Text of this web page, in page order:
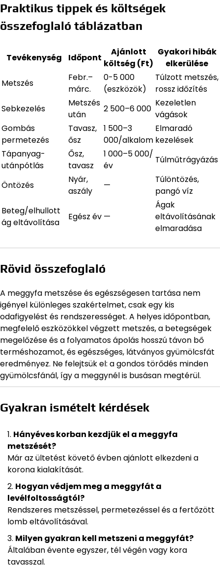
Praktikus tippek és költségek
összefoglaló táblázatban
Tevékenység Időpont
Ajánlott
költség (Ft)
Gyakori hibák
elkerülése
Metszés
Febr.–
márc.
0-5 000
(eszközök)
Túlzott metszés,
rossz időzítés
Sebkezelés
Metszés
után
2 500–6 000
Kezeletlen
vágások
Gombás
permetezés
Tavasz,
ősz
1 500–3
000/alkalom
Elmaradó
kezelések
Tápanyag-
utánpótlás
Ősz,
tavasz
1 000–5 000/
év
Túlműtrágyázás
Öntözés
Nyár,
aszály
—
Túlöntözés,
pangó víz
Beteg/elhullott
ág eltávolítása
Egész év —
Ágak
eltávolításának
elmaradása
Rövid összefoglaló
A meggyfa metszése és egészségesen tartása nem
igényel különleges szakértelmet, csak egy kis
odafigyelést és rendszerességet. A helyes időpontban,
megfelelő eszközökkel végzett metszés, a betegségek
megelőzése és a folyamatos ápolás hosszú távon bő
terméshozamot, és egészséges, látványos gyümölcsfát
eredményez. Ne felejtsük el: a gondos törődés minden
gyümölcsfánál, így a meggynél is busásan megtérül.
Gyakran ismételt kérdések
Hányéves korban kezdjük el a meggyfa
metszését?
Már az ültetést követő évben ajánlott elkezdeni a
korona kialakítását.
Hogyan védjem meg a meggyfát a
levélfoltosságtól?
Rendszeres metszéssel, permetezéssel és a fertőzött
lomb eltávolításával.
Milyen gyakran kell metszeni a meggyfát?
Általában évente egyszer, tél végén vagy kora
tavasszal.